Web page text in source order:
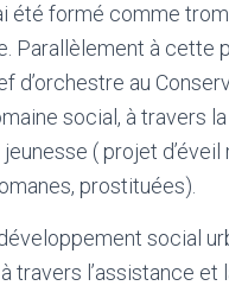
été formé comme
Parallèlement à cette
au
social, à travers
( projet
prostituées).
social
travers l’assistance